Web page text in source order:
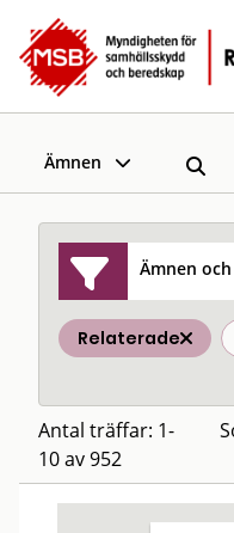
Ämnen
Ämnen
Relaterade
Antal träffar: 1-
10 av 952